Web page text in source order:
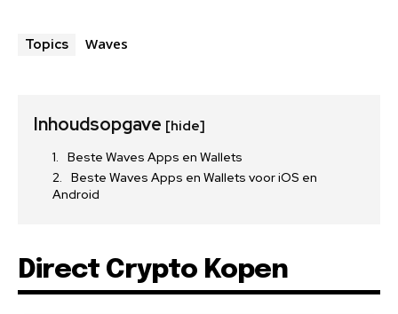
Topics Waves
Inhoudsopgave [hide]
Beste Waves Apps en Wallets
Beste Waves Apps en Wallets voor iOS en
Android
Direct Crypto Kopen